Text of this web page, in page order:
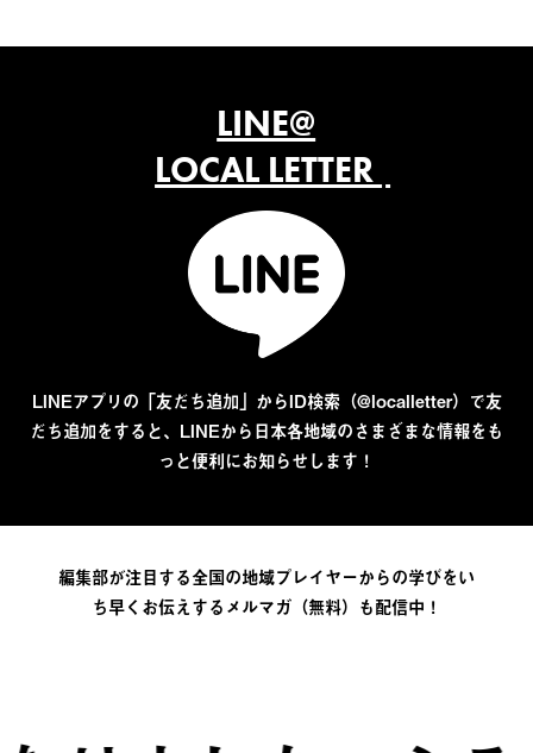
LINE@
LOCAL LETTER
LINEアプリの「友だち追加」からID検索（@localletter）で友
だち追加をすると、LINEから日本各地域のさまざまな情報をも
っと便利にお知らせします！
編集部が注目する全国の地域プレイヤーからの学びをい
ち早くお伝えするメルマガ（無料）も配信中！